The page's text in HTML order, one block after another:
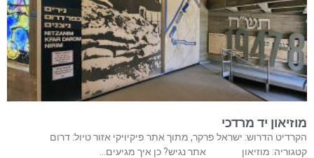
מוזיאון יד מרדכי
הקרדיט הדרוש: ישראל פרקר, מתוך אתר פיקיויקי אזור טיול: דרום
קטגוריה: מוזיאון אתר נגיש? כן איך מגיעים…